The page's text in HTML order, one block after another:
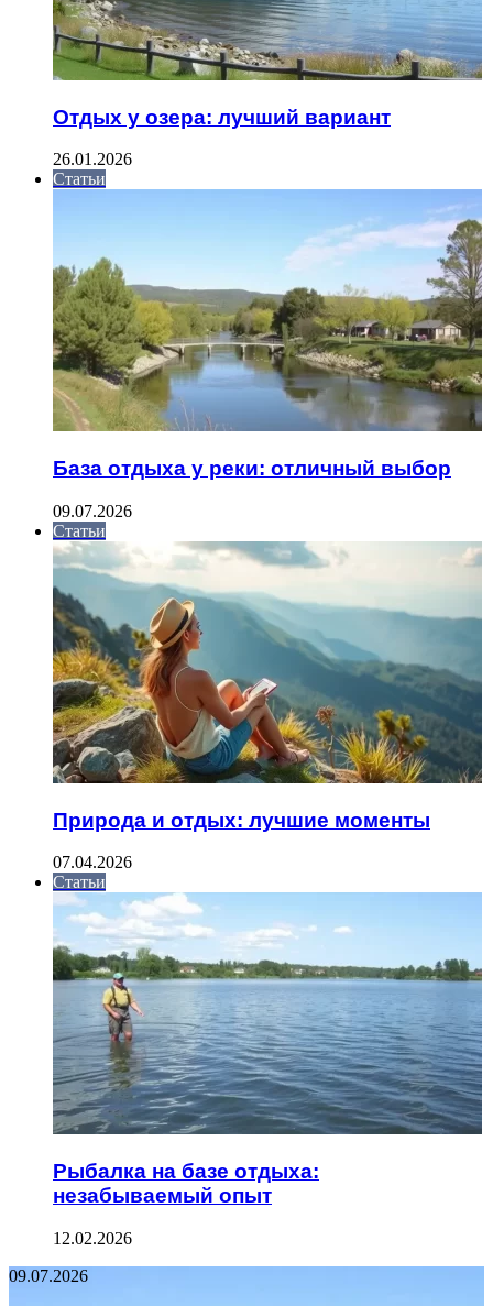
Отдых у озера: лучший вариант
26.01.2026
Статьи
База отдыха у реки: отличный выбор
09.07.2026
Статьи
Природа и отдых: лучшие моменты
07.04.2026
Статьи
Рыбалка на базе отдыха:
незабываемый опыт
12.02.2026
09.07.2026